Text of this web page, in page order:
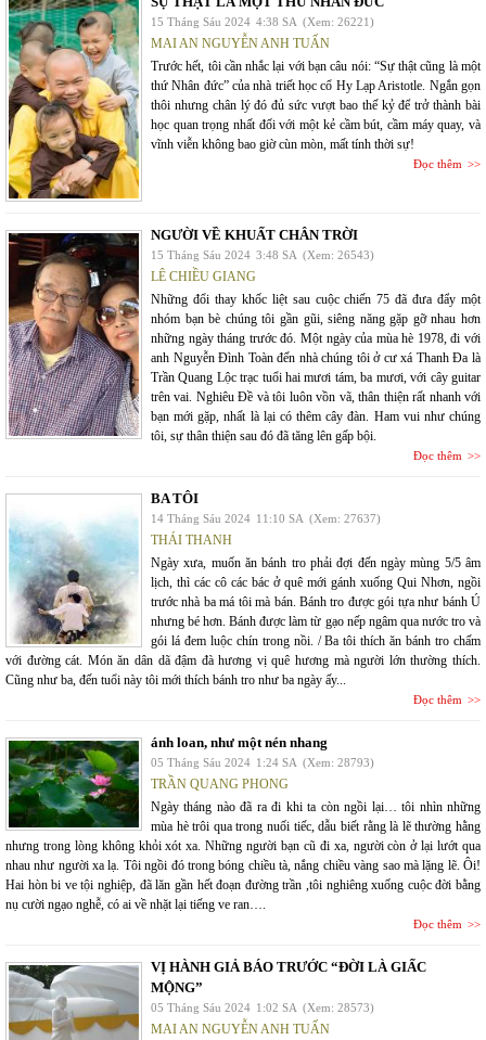
15 Tháng Sáu 2024 4:38 SA (Xem: 26221)
MAI AN NGUYỄN ANH TUẤN
Trước hết, tôi cần nhắc lại với bạn câu nói: “Sự thật cũng là một
thứ Nhân đức” của nhà triết học cổ Hy Lạp Aristotle. Ngắn gọn
thôi nhưng chân lý đó đủ sức vượt bao thế kỷ để trở thành bài
học quan trọng nhất đối với một kẻ cầm bút, cầm máy quay, và
vĩnh viễn không bao giờ cùn mòn, mất tính thời sự!
Đọc thêm
NGƯỜI VỀ KHUẤT CHÂN TRỜI
15 Tháng Sáu 2024 3:48 SA (Xem: 26543)
LÊ CHIỀU GIANG
Những đổi thay khốc liệt sau cuộc chiến 75 đã đưa đẩy một
nhóm bạn bè chúng tôi gần gũi, siêng năng gặp gỡ nhau hơn
những ngày tháng trước đó. Một ngày của mùa hè 1978, đi với
anh Nguyễn Đình Toàn đến nhà chúng tôi ở cư xá Thanh Đa là
Trần Quang Lộc trạc tuổi hai mươi tám, ba mươi, với cây guitar
trên vai. Nghiêu Đề và tôi luôn vồn vã, thân thiện rất nhanh với
bạn mới gặp, nhất là lại có thêm cây đàn. Ham vui như chúng
tôi, sự thân thiện sau đó đã tăng lên gấp bội.
Đọc thêm
BA TÔI
14 Tháng Sáu 2024 11:10 SA (Xem: 27637)
THÁI THANH
Ngày xưa, muốn ăn bánh tro phải đợi đến ngày mùng 5/5 âm
lịch, thì các cô các bác ở quê mới gánh xuống Qui Nhơn, ngồi
trước nhà ba má tôi mà bán. Bánh tro được gói tựa như bánh Ú
nhưng bé hơn. Bánh được làm từ gạo nếp ngâm qua nước tro và
gói lá đem luộc chín trong nồi. / Ba tôi thích ăn bánh tro chấm
với đường cát. Món ăn dân dã đậm đà hương vị quê hương mà người lớn thường thích.
Cũng như ba, đến tuổi này tôi mới thích bánh tro như ba ngày ấy...
Đọc thêm
ánh loan, như một nén nhang
05 Tháng Sáu 2024 1:24 SA (Xem: 28793)
TRẦN QUANG PHONG
Ngày tháng nào đã ra đi khi ta còn ngồi lại… tôi nhìn những
mùa hè trôi qua trong nuối tiếc, dẫu biết rằng là lẽ thường hằng
nhưng trong lòng không khỏi xót xa. Những người bạn cũ đi xa, người còn ở lại lướt qua
nhau như người xa lạ. Tôi ngồi đó trong bóng chiều tà, nắng chiều vàng sao mà lặng lẽ. Ôi!
Hai hòn bi ve tội nghiệp, đã lăn gần hết đoạn đường trần ,tôi nghiêng xuống cuộc đời bằng
nụ cười ngạo nghễ, có ai về nhặt lại tiếng ve ran….
Đọc thêm
VỊ HÀNH GIẢ BÁO TRƯỚC “ĐỜI LÀ GIẤC
MỘNG”
05 Tháng Sáu 2024 1:02 SA (Xem: 28573)
MAI AN NGUYỄN ANH TUẤN